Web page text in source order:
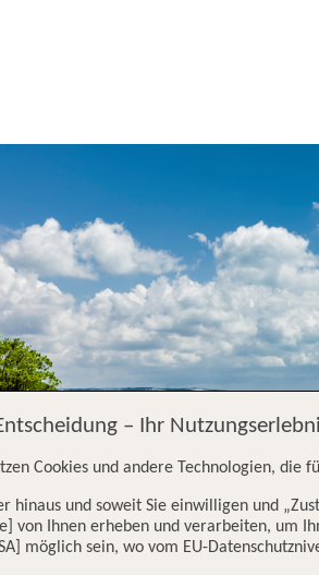
– Ihr
Cookies und andere Technologien, die
hinaus und soweit Sie einwilligen und
von Ihnen erheben und verarbeiten, um
möglich sein, wo vom EU-